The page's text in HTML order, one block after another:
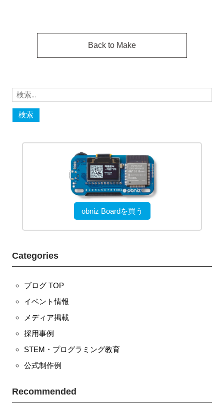
Back to Make
検
obniz Boardを買う
Categories
ブログ TOP
イベント情報
メディア掲載
採用事例
STEM・プログラミング教育
公式制作例
Recommended